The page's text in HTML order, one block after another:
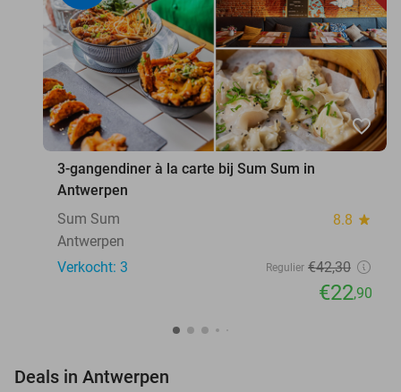
favorite_border
3-gangendiner à la carte bij Sum Sum in
Antwerpen
Sum Sum
8.8 star
Antwerpen
Verkocht: 3
Regulier €42,30
€22,90
Deals in Antwerpen